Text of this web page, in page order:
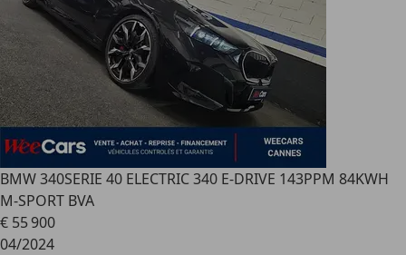
BMW 340SERIE 40 ELECTRIC 340 E-DRIVE 143PPM 84KWH
M-SPORT BVA
€ 55 900
04/2024